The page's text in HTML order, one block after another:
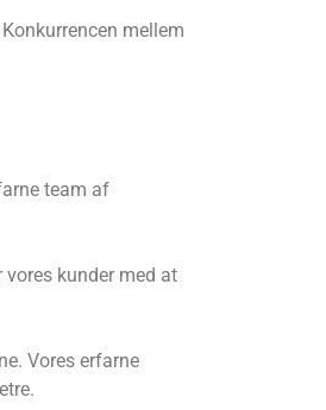
mellem
team af
kunder med at
Vores erfarne